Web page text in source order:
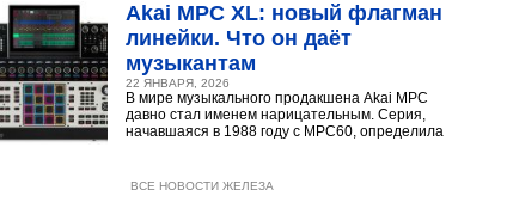
Akai MPC XL: новый флагман
линейки. Что он даёт
музыкантам
22 ЯНВАРЯ, 2026
В мире музыкального продакшена Akai MPC
давно стал именем нарицательным. Серия,
начавшаяся в 1988 году с MPC60, определила
ВСЕ НОВОСТИ ЖЕЛЕЗА